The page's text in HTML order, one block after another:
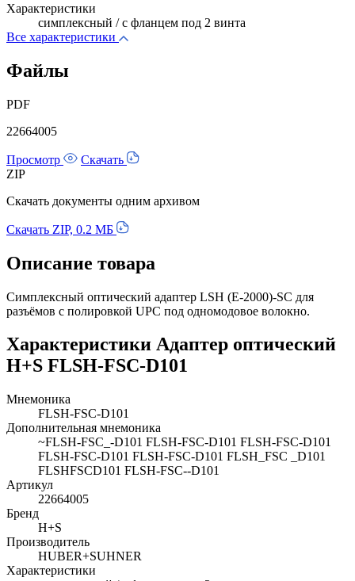
Характеристики
симплексный / с фланцем под 2 винта
Все характеристики
Файлы
PDF
22664005
Просмотр
Скачать
ZIP
Скачать документы одним архивом
Скачать ZIP, 0.2 МБ
Описание товара
Симплексный оптический адаптер LSH (E-2000)-SC для
разъёмов с полировкой UPC под одномодовое волокно.
Характеристики Адаптер оптический
H+S FLSH-FSC-D101
Мнемоника
FLSH-FSC-D101
Дополнительная мнемоника
~FLSH-FSC_-D101 FLSH-FSC-D101 FLSH-FSC-D101
FLSH-FSC-D101 FLSH-FSC-D101 FLSH_FSC _D101
FLSHFSCD101 FLSH-FSC--D101
Артикул
22664005
Бренд
H+S
Производитель
HUBER+SUHNER
Характеристики